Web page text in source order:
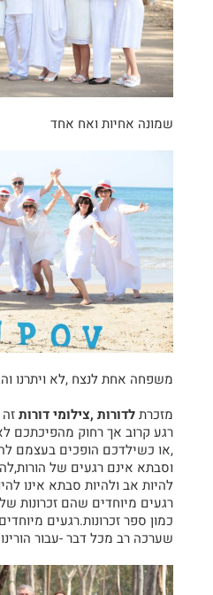
שמונה אחיות ואח אחד
משפחה אחת לנצח ,לא ויתרנו
מזכרתלדורות ,צילומי דורות
רגע קרוב אך רחוק מהפיכתכם
,או כשילדכם הופכים בעצמם
וסבתא אינם רגעים של
להיות אב ולהיות סבתא אינו
רגעים מיוחדים שהם זכרונות של
כמון ספר זכרונות.רגעים
שערכה רב מכל דבר -עבור הורינו